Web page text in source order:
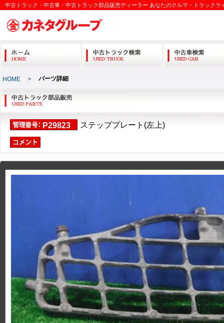
中古トラック・中古車・中古トラック部品販売ディーラー あなたのクルマ・トラックラ
HOME ＞ パーツ詳細
P29823 ステッププレート(左上)